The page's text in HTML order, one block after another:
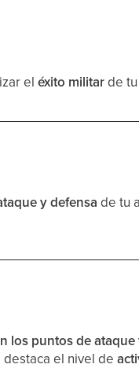
eléxito militarde
y defensa de tu
los puntos de ataque
destaca el nivel de